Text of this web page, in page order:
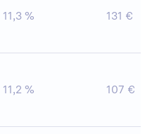
11,3 % 131 €
11,2 % 107 €